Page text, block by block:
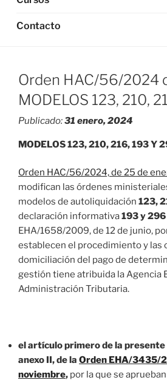
Contacto
Orden HAC/56/2024
MODELOS 123, 210,
Publicado:31 enero, 2024
MODELOS123, 210, 216, 193 Y
Orden HAC/56/2024, de 25 de
modifican las órdenes
modelos de autoliquidación 123,
declaración informativa193 y 296
EHA/1658/2009, de 12 de junio,
establecen el procedimiento y las
domiciliación del pago de
gestión tiene atribuida la Agencia
Administración Tributaria.
el artículo primero de la
anexo II, de la Orden EHA/3435/
noviembre, por la que se